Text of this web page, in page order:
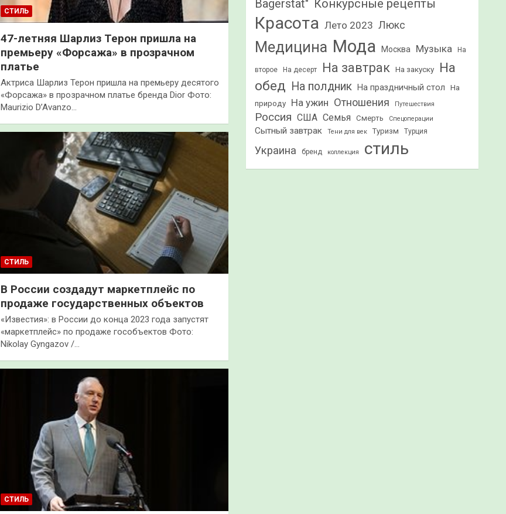
СТИЛЬ
47-летняя Шарлиз Терон пришла на
премьеру «Форсажа» в прозрачном
платье
Актриса Шарлиз Терон пришла на премьеру десятого
«Форсажа» в прозрачном платье бренда Dior Фото:
Maurizio D’Avanzo…
СТИЛЬ
В России создадут маркетплейс по
продаже государственных объектов
«Известия»: в России до конца 2023 года запустят
«маркетплейс» по продаже гособъектов Фото:
Nikolay Gyngazov /…
СТИЛЬ
Bagerstat" Конкурсные рецепты
Красота Лето 2023 Люкс
Медицина Мода Москва Музыка На
второе На десерт На завтрак На закуску
На
обед На полдник На праздничный стол
На
природу
На ужин Отношения Путешествия
Россия США Семья Смерть Спецоперации
Сытный завтрак Тени для век Туризм Турция
Украина бренд коллекция стиль